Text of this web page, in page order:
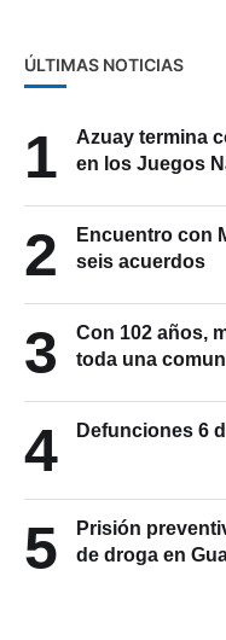
ÚLTIMAS NOTICIAS
1
Azuay termina
en los Juegos
2
Encuentro con
seis acuerdos
3
Con 102 años,
toda una
4 Defunciones 6
5
Prisión
de droga en